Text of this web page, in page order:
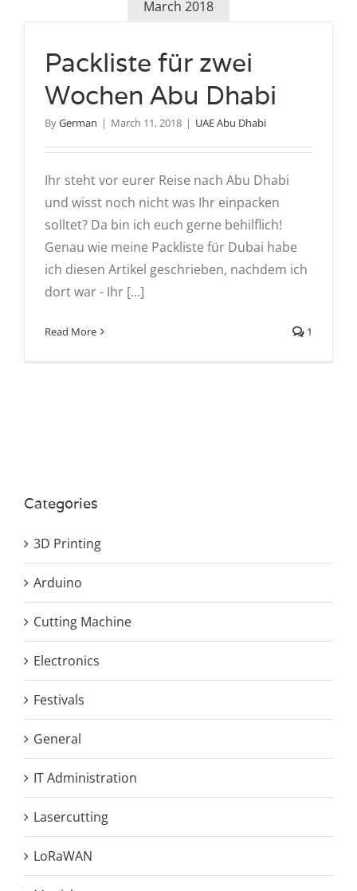
March 2018
Packliste für zwei
Wochen Abu Dhabi
ByGerman | March 11, 2018 | UAE Abu Dhabi
Ihr steht vor eurer Reise nach Abu Dhabi
und wisst noch nicht was Ihr einpacken
solltet? Da bin ich euch gerne behilflich!
Genau wie meine Packliste für Dubai habe
ich diesen Artikel geschrieben, nachdem ich
dort war - Ihr [...]
Read More 1
Categories
3D Printing
Arduino
Cutting Machine
Electronics
Festivals
General
IT Administration
Lasercutting
LoRaWAN